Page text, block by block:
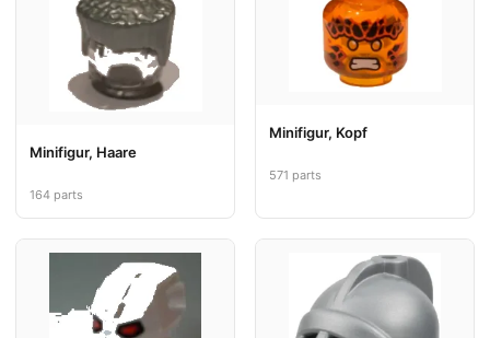
Minifigur, Haare
164 parts
Minifigur, Kopf
571 parts